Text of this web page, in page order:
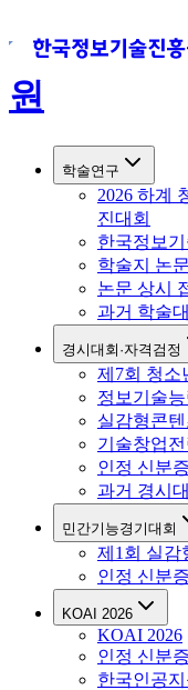
원
학술연구
2026 하계
진대회
한국정보
학술지 논
논문 상시
과거 학술
경시대회·자격검정
제7회 청소
정보기술
실감형콘
기술창업
인정 신분
과거 경시
민간기능경기대회
제1회 실감
인정 신분
KOAI 2026
KOAI 2026
인정 신분
한국인공